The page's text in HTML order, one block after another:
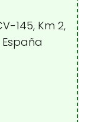
145, Km 2,